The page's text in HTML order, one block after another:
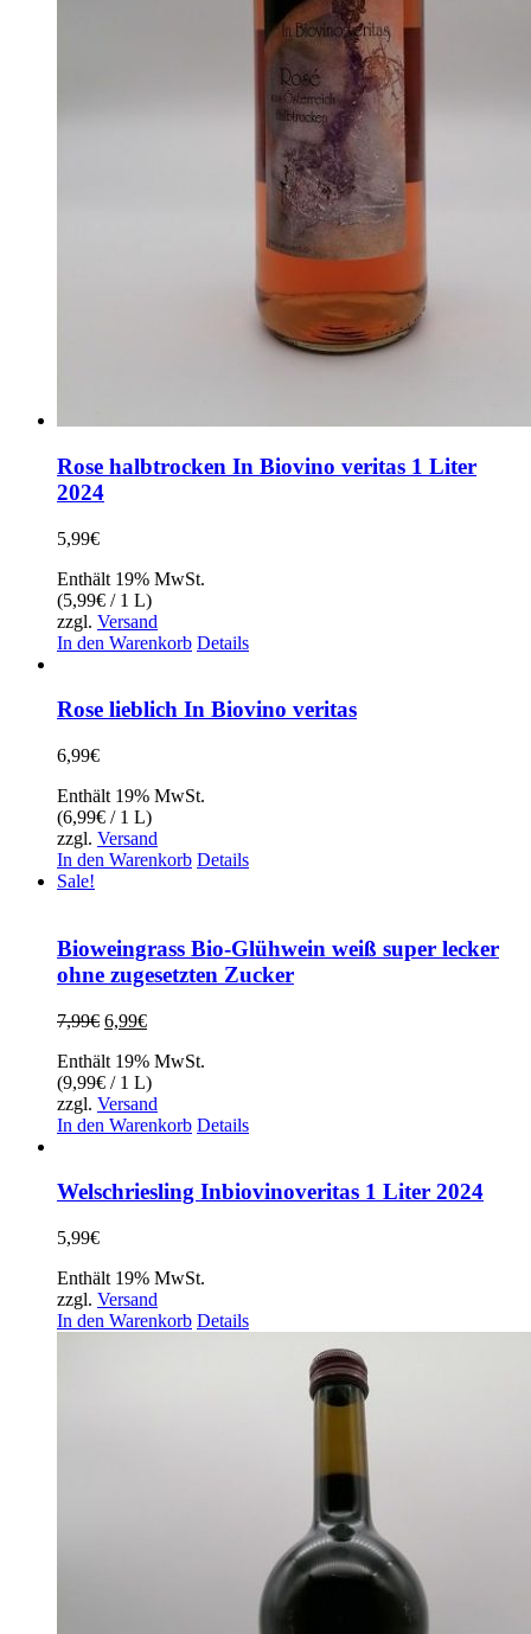
Rose halbtrocken In Biovino veritas 1 Liter
2024
5,99€
Enthält 19% MwSt.
(5,99€ / 1 L)
zzgl. Versand
In den Warenkorb Details
Rose lieblich In Biovino veritas
6,99€
Enthält 19% MwSt.
(6,99€ / 1 L)
zzgl. Versand
In den Warenkorb Details
Sale!
Bioweingrass Bio-Glühwein weiß super lecker
ohne zugesetzten Zucker
7,99€ Ursprünglicher
war:
7,99€
6,99€Aktueller
ist:
6,99€.
Enthält 19% MwSt.
(9,99€ / 1 L)
zzgl. Versand
In den Warenkorb Details
Welschriesling Inbiovinoveritas 1 Liter 2024
5,99€
Enthält 19% MwSt.
zzgl. Versand
In den Warenkorb Details